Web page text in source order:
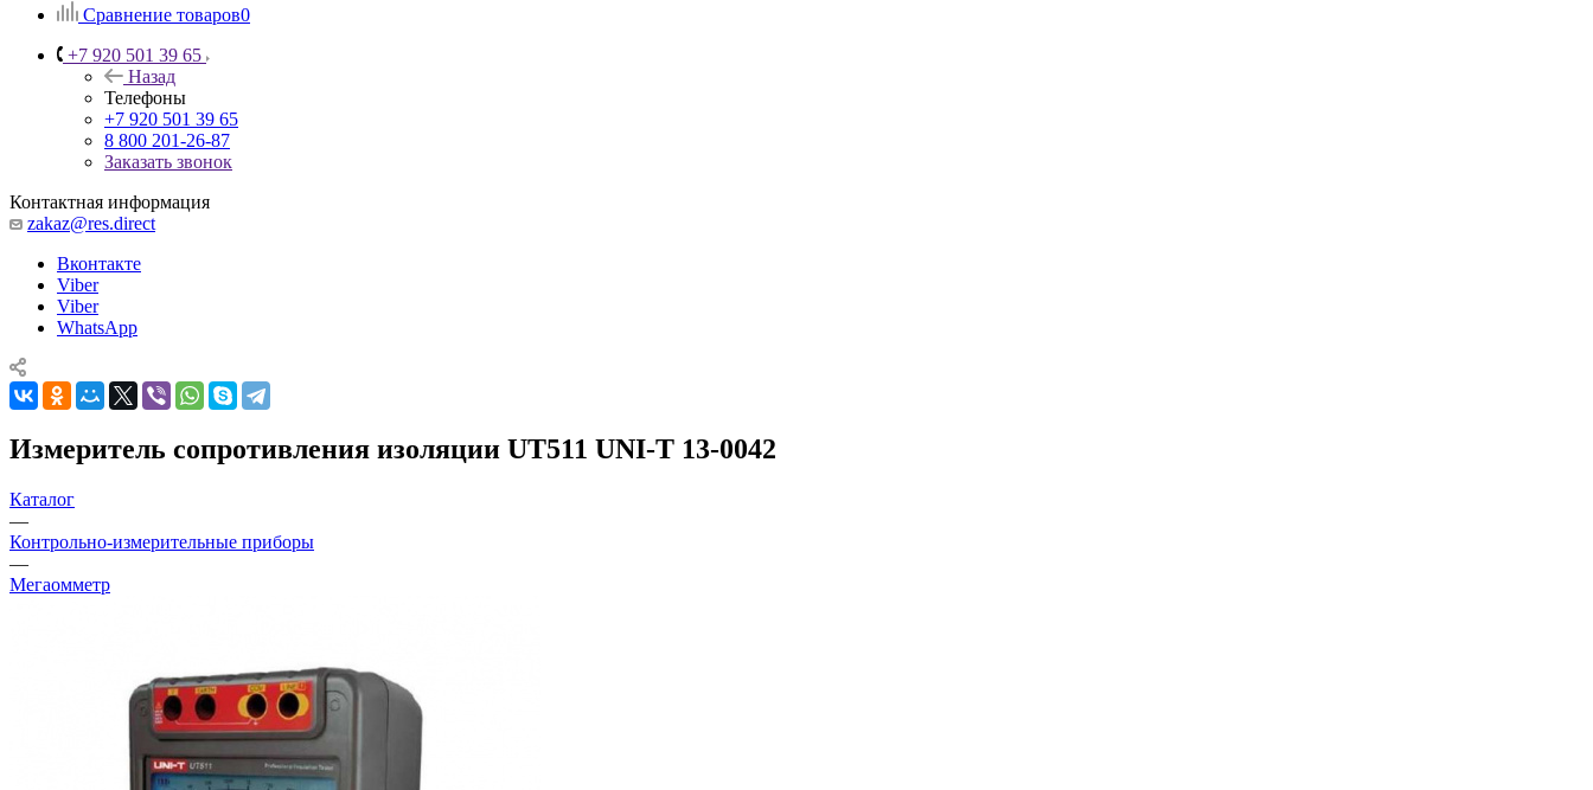
Сравнение товаров0
+7 920 501 39 65
Назад
Телефоны
+7 920 501 39 65
8 800 201-26-87
Заказать звонок
Контактная информация
zakaz@res.direct
Вконтакте
Viber
Viber
WhatsApp
Измеритель сопротивления изоляции UT511 UNI-T 13-0042
Каталог
—
Контрольно-измерительные приборы
—
Мегаомметр